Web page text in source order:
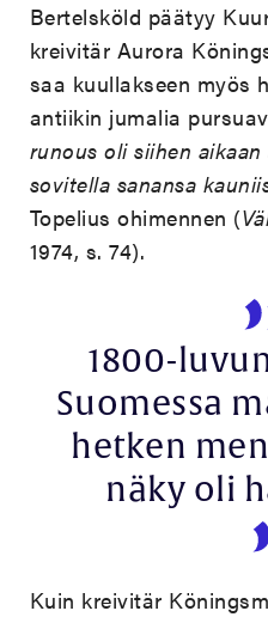
Bertelsköld päätyy
kreivitär Aurora
saa kuullakseen myös
antiikin jumalia
runous oli siihen
sovitella sanansa
Topelius ohimennen (
1974, s. 74).
1800-
Suomessa
hetken
näky oli
Kuin kreivitär